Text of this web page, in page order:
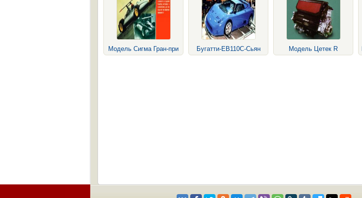
Модель Сигма Гран-при Бугатти-ЕВ110С-Сьян Модель Цетек R